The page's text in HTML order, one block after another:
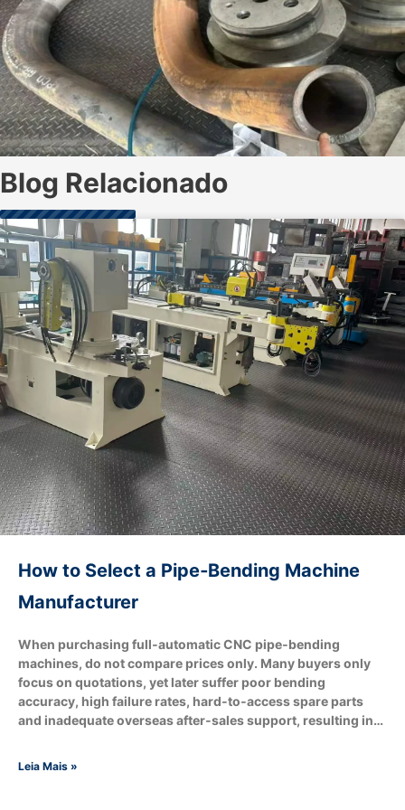
Blog Relacionado
How to Select a Pipe‑Bending Machine
Manufacturer
When purchasing full‑automatic CNC pipe‑bending
machines, do not compare prices only. Many buyers only
focus on quotations, yet later suffer poor bending
accuracy, high failure rates, hard‑to‑access spare parts
and inadequate overseas after‑sales support, resulting in
machine manufacturer shall match your tube‑processing
Leia Mais »